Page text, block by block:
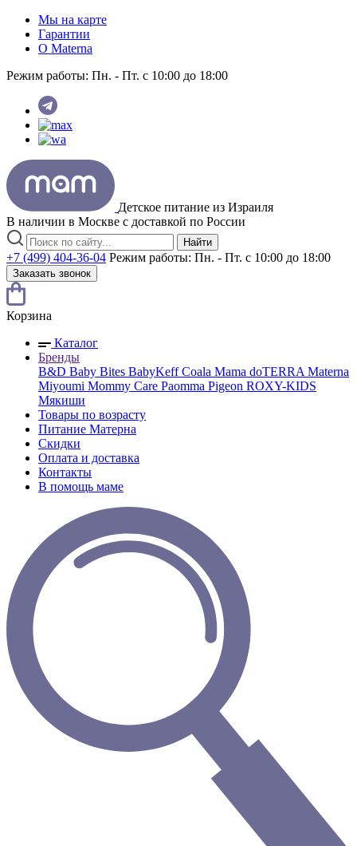
Мы на карте
Гарантии
O Materna
Режим работы: Пн. - Пт. с 10:00 до 18:00
Детское питание из Израиля
В наличии в Москве с доставкой по России
Найти
+7 (499) 404-36-04 Режим работы: Пн. - Пт. с 10:00 до 18:00
Заказать звонок
Корзина
Каталог
Бренды
B&D Baby Bites BabyKeffCoala Mama doTERRA Materna
Miyoumi Mommy Care Paomma Pigeon ROXY-KIDS
Мякиши
Товары по возрасту
Питание Матерна
Скидки
Оплата и доставка
Контакты
В помощь маме